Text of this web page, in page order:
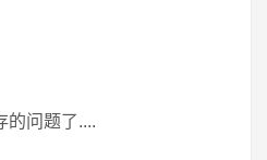
的问题了....